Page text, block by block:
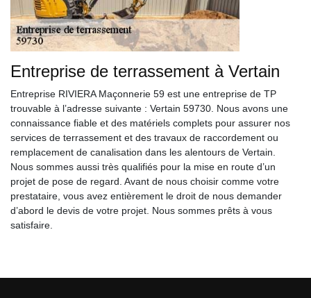
Entreprise de terrassement à Vertain
Entreprise RIVIERA Maçonnerie 59 est une entreprise de TP
trouvable à l’adresse suivante : Vertain 59730. Nous avons une
connaissance fiable et des matériels complets pour assurer nos
services de terrassement et des travaux de raccordement ou
remplacement de canalisation dans les alentours de Vertain.
Nous sommes aussi très qualifiés pour la mise en route d’un
projet de pose de regard. Avant de nous choisir comme votre
prestataire, vous avez entièrement le droit de nous demander
d’abord le devis de votre projet. Nous sommes prêts à vous
satisfaire.